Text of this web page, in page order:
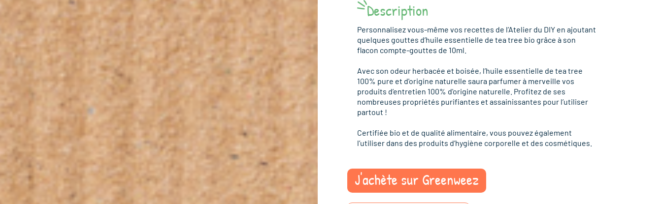
Description
Personnalisez vous-même vos recettes de l’Atelier du DIY en ajoutant
quelques gouttes d’huile essentielle de tea tree bio grâce à son
flacon compte-gouttes de 10ml.
Avec son odeur herbacée et boisée, l’huile essentielle de tea tree
100% pure et d'origine naturelle saura parfumer à merveille vos
produits d’entretien 100% d'origine naturelle. Profitez de ses
nombreuses propriétés purifiantes et assainissantes pour l’utiliser
partout !
Certifiée bio et de qualité alimentaire, vous pouvez également
l’utiliser dans des produits d’hygiène corporelle et des cosmétiques.
J'achète sur Greenweez